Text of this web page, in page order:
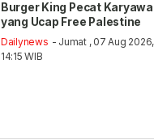
Burger King Pecat
yang Ucap Free Palestine
Dailynews - Jumat , 07 Aug 2026,
14:15 WIB